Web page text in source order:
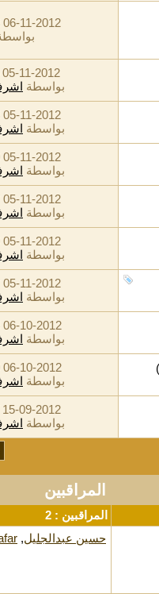
06-11-2012
05-11-2012
بواسطة
05-11-2012
بواسطة
05-11-2012
بواسطة
05-11-2012
بواسطة
05-11-2012
بواسطة
05-11-2012
بواسطة
06-10-2012
بواسطة
)
06-10-2012
بواسطة
15-09-2012
بواسطة
المراقبين
المراقبين : 2
حسين عبدالجليل,